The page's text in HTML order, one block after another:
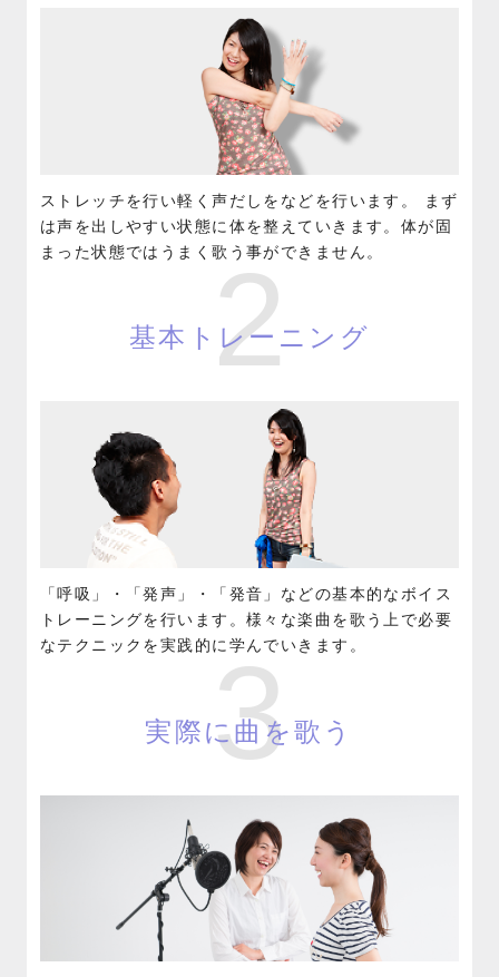
ストレッチを行い軽く声だしをなどを行います。 まず
は声を出しやすい状態に体を整えていきます。体が固
まった状態ではうまく歌う事ができません。
2
基本トレーニング
「呼吸」・「発声」・「発音」などの基本的なボイス
トレーニングを行います。様々な楽曲を歌う上で必要
なテクニックを実践的に学んでいきます。
3
実際に曲を歌う